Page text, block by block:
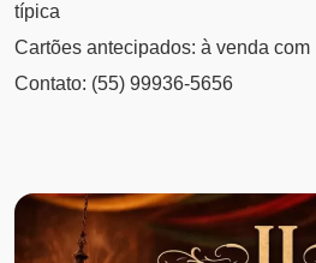
típica
Cartões antecipados: à venda
Contato: (55) 99936-5656